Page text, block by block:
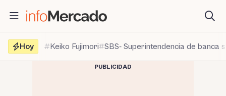
contenido
Hoy
Keiko Fujimori SBS- Superintendencia de banca
PUBLICIDAD